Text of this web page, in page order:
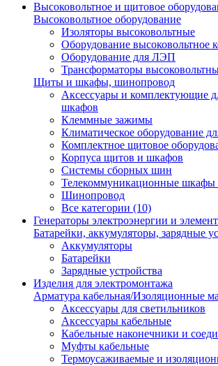
Высоковольтное и щитовое
Высоковольтное оборудование
Изоляторы высоковольтные
Оборудование высоковольтное
Оборудование для ЛЭП
Трансформаторы
Щиты и шкафы, шинопровод
Аксессуары и комплектующие
шкафов
Клеммные зажимы
Климатическое оборудование
Комплектное щитовое
Корпуса щитов и шкафов
Системы сборных шин
Телекоммуникационные шкафы
Шинопровод
Все категории (10)
Генераторы электроэнергии и
Батарейки, аккумуляторы, зарядные
Аккумуляторы
Батарейки
Зарядные устройства
Изделия для электромонтажа
Арматура кабельная/Изоляционные
Аксессуары для светильников
Аксессуары кабельные
Кабельные наконечники и
Муфты кабельные
Термоусаживаемые и